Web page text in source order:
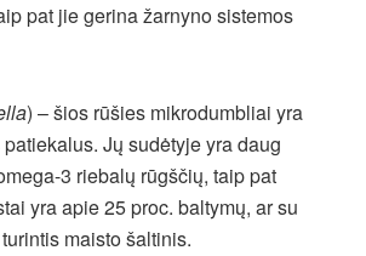
pat jie gerina žarnyno sistemos
) – šios rūšies mikrodumbliai yra
Jų sudėtyje yra daug
3 riebalų rūgščių, taip pat
yra apie 25 proc. baltymų, ar su
maisto šaltinis.